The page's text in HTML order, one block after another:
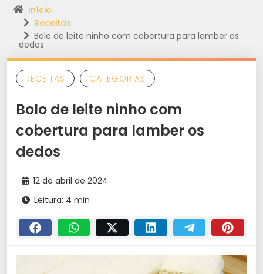
Início
Receitas
Bolo de leite ninho com cobertura para lamber os
dedos
RECEITAS CATEGORIAS
Bolo de leite ninho com
cobertura para lamber os
dedos
12 de abril de 2024
Leitura: 4 min